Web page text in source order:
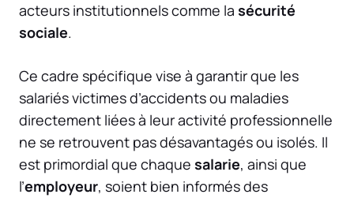
acteurs institutionnels comme la sécurité
sociale.
Ce cadre spécifique vise à garantir que les
salariés victimes d’accidents ou maladies
directement liées à leur activité professionnelle
ne se retrouvent pas désavantagés ou isolés. Il
est primordial que chaque salarie, ainsi que
l’employeur, soient bien informés des